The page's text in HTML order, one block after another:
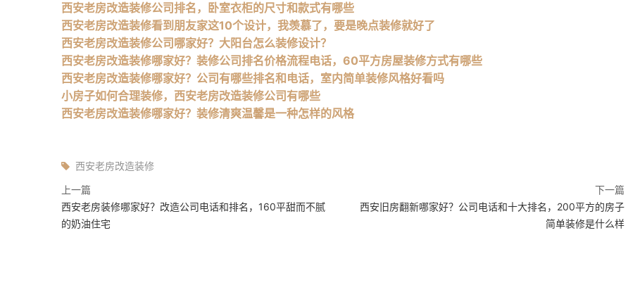
西安老房改造装修公司排名，卧室衣柜的尺寸和款式有哪些
西安老房改造装修看到朋友家这10个设计，我羡慕了，要是晚点装修就好了
西安老房改造装修公司哪家好？大阳台怎么装修设计？
西安老房改造装修哪家好？装修公司排名价格流程电话，60平方房屋装修方式有哪些
西安老房改造装修哪家好？公司有哪些排名和电话，室内简单装修风格好看吗
小房子如何合理装修，西安老房改造装修公司有哪些
西安老房改造装修哪家好？装修清爽温馨是一种怎样的风格
西安老房改造装修
上一篇
西安老房装修哪家好？改造公司电话和排名，160平甜而不腻
的奶油住宅
下一篇
西安旧房翻新哪家好？公司电话和十大排名，200平方的房子
简单装修是什么样